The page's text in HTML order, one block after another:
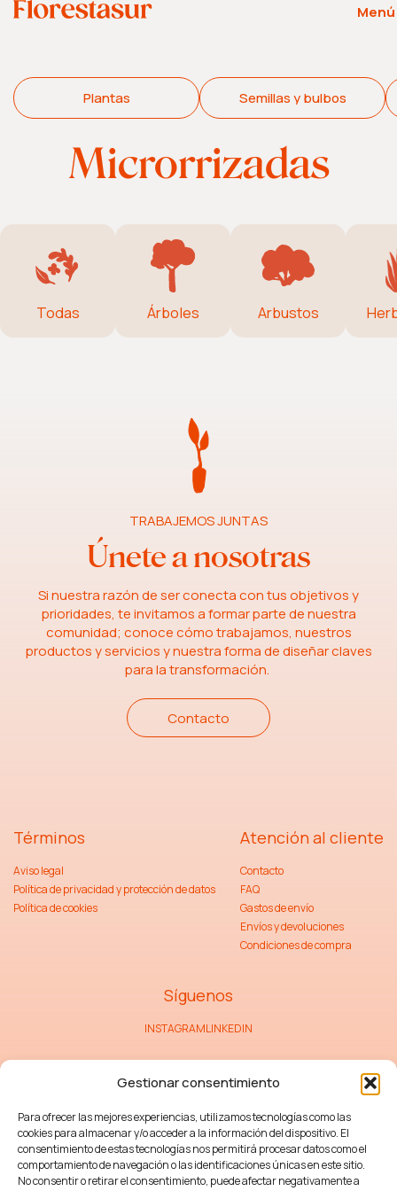
Gestionar consentimiento
Para ofrecer las mejores experiencias, utilizamos tecnologías como las
cookies para almacenar y/o acceder a la información del dispositivo. El
consentimiento de estas tecnologías nos permitirá procesar datos como el
comportamiento de navegación o las identificaciones únicas en este sitio.
No consentir o retirar el consentimiento, puede afectar negativamente a
Menú
Plantas Semillas y bulbos
Microrrizadas
Todas Árboles Arbustos
TRABAJEMOS JUNTAS
Únete a nosotras
Si nuestra razón de ser conecta con tus objetivos y
prioridades, te invitamos a formar parte de nuestra
comunidad; conoce cómo trabajamos, nuestros
productos y servicios y nuestra forma de diseñar claves
para la transformación.
Contacto
Términos
Aviso legal
Política de privacidad y protección de datos
Política de cookies
Atención al cliente
Contacto
FAQ
Gastos de envío
Envíos y devoluciones
Condiciones de compra
Síguenos
INSTAGRAMLINKEDIN
CONSENTIMIENTO
He leido y acepto laPolítica de Privacidad.